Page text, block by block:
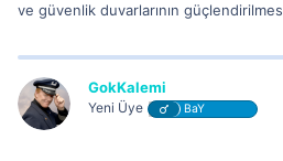
ve güvenlik duvarlarının
GokKalemi
Yeni Üye BaY